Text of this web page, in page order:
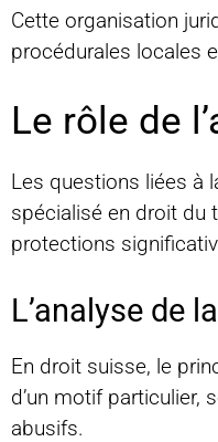
Cette organisation
procédurales locales
Le rôle de
Les questions liées à
spécialisé en droit du
protections
L’analyse de
En droit suisse, le
d’un motif particulier,
abusifs.